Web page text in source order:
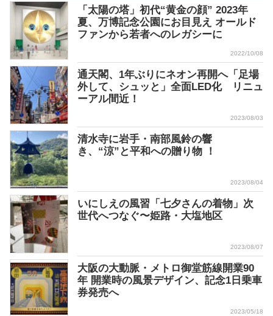
「太陽の塔」初代“黄金の顔” 2023年
夏、万博記念公園にお目見え オールド
ファンから若者へのレガシーに
2022/10/08
通天閣、1年ぶりにネオン再開へ「足場
外して、シュッと」全面LED化 リニュ
ーアル間近！
2023/08/03
清水寺に岩手・南部風鈴の響
き、“涼”と平和への贈り物 ！
2023/08/04
いにしえの風習「七夕さんの着物」次
世代へつなぐ〜姫路・大塩地区
2023/08/07
大阪の大動脈・メトロ御堂筋線開業90
年 開業時の風景デザイン、記念1日乗車
券発売へ
2023/05/18